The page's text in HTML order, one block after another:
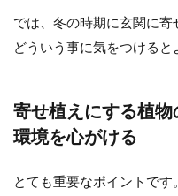
では、冬の時期に玄関に
どういう事に気をつける
寄せ植えにする植
環境を心がける
とても重要なポイントです。